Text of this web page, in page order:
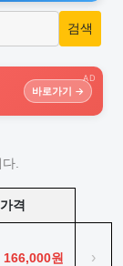
AD
바로가기 →
.
가격
166,000원 ›